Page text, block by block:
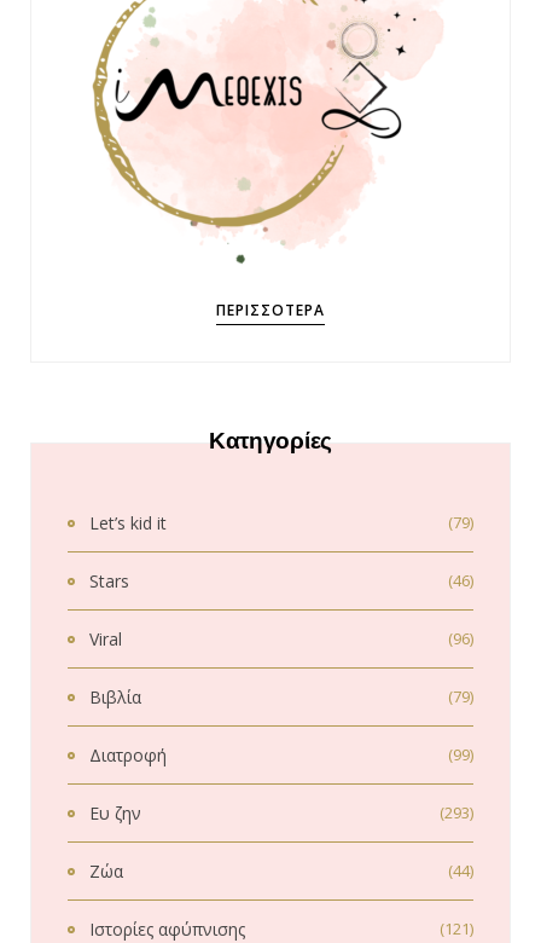
ΠΕΡΙΣΣΌΤΕΡΑ
Κατηγορίες
Let’s kid it (79)
Stars (46)
Viral (96)
Βιβλία (79)
Διατροφή (99)
Ευ ζην (293)
Ζώα (44)
Ιστορίες αφύπνισης (121)